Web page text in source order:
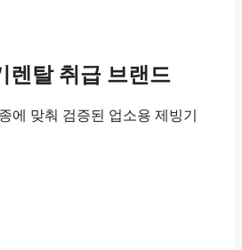
렌탈 취급 브랜드
에 맞춰 검증된 업소용 제빙기